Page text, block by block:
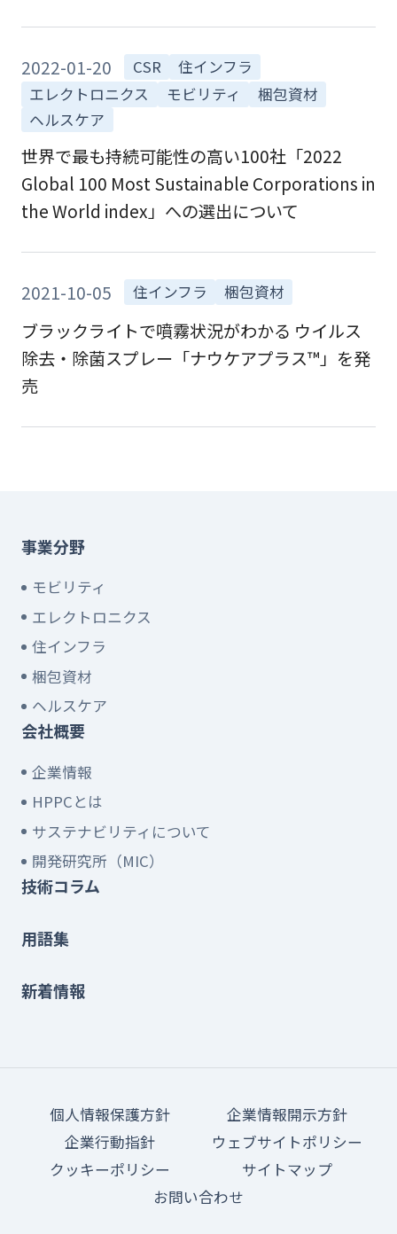
2022-01-20 CSR
住インフラ
エレクトロニクス
モビリティ
梱包資材
ヘルスケア
世界で最も持続可能性の高い100社「2022
Global 100 Most Sustainable Corporations in
the World index」への選出について
2021-10-05 住インフラ 梱包資材
ブラックライトで噴霧状況がわかる ウイルス
除去・除菌スプレー「ナウケアプラス™」を発
売
事業分野
モビリティ
エレクトロニクス
住インフラ
梱包資材
ヘルスケア
会社概要
企業情報
HPPCとは
サステナビリティについて
開発研究所（MIC）
技術コラム
用語集
新着情報
個人情報保護方針
企業情報開示方針
企業行動指針
ウェブサイトポリシー
クッキーポリシー
サイトマップ
お問い合わせ